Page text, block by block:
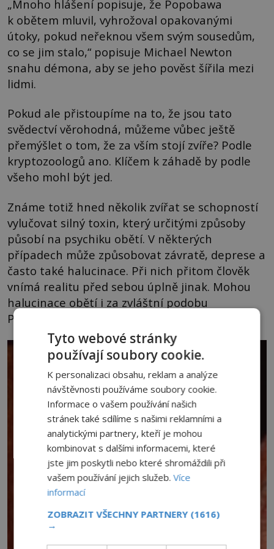
„Mnoho hlášení popisuje, že Popobawa
k obětem mluvil, vyhrožoval opakovanými
útoky, pokud neřeknou všem svým sousedům,
co se jim stalo,“ popisuje Michael Newton
snahu démona, aby se jeho pověst šířila mezi
lidmi.
Pokud ale přistoupíme na to, že jsou tato
svědectví věrohodná, můžeme vůbec ještě
přemýšlet o tom, že za vším stojí zvíře? Podle
kryptozoologů ano. Klíčem k záhadě by podle
všeho mohl být jed.
Známe totiž hned několik zvířat se schopností
vylučovat silný toxin, který určitými způsoby
působí na psychiku obětí. V některých
případech může způsobovat závratě, deprese a
často také halucinace. Při nich přitom člověk
vnímá realitu před sebou úplně jinak. Mohou
halucinace obětí i za zvláštní podobu
Popobawy?
Tyto webové stránky
používají soubory cookie.
K personalizaci obsahu, reklam a analýze
návštěvnosti používáme soubory cookie.
Informace o vašem používání našich
stránek také sdílíme s našimi reklamními a
analytickými partnery, kteří je mohou
kombinovat s dalšími informacemi, které
jste jim poskytli nebo které shromáždili při
vašem používání jejich služeb.Více
informací
ZOBRAZIT VŠECHNY PARTNERY (1616)
→